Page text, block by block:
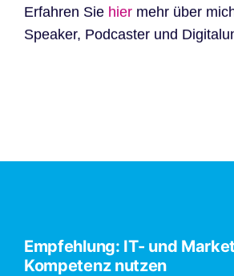
Erfahren Sie hiermehr über
Speaker, Podcaster und
Empfehlung: IT- und
Kompetenz nutzen